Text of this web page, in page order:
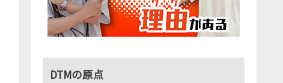
DTMの原点